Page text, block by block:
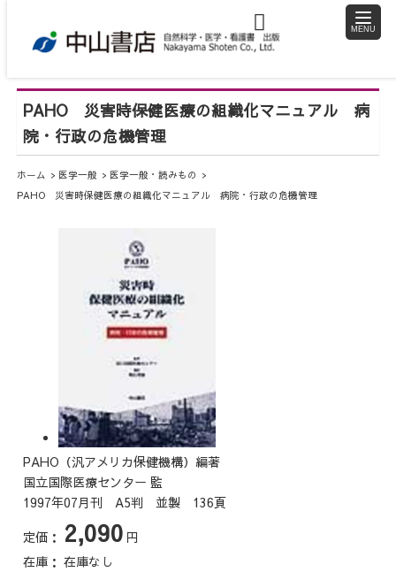
toggle
PAHO 災害時保健医療の組織化マニュアル 病
院・行政の危機管理
ホーム 医学一般
医学一般・読みもの
PAHO 災害時保健医療の組織化マニュアル 病院・行政の危機管理
PAHO（汎アメリカ保健機構）編著
国立国際医療センター 監
1997年07月刊 A5判 並製 136頁
定価： 2,090 円
在庫： 在庫なし